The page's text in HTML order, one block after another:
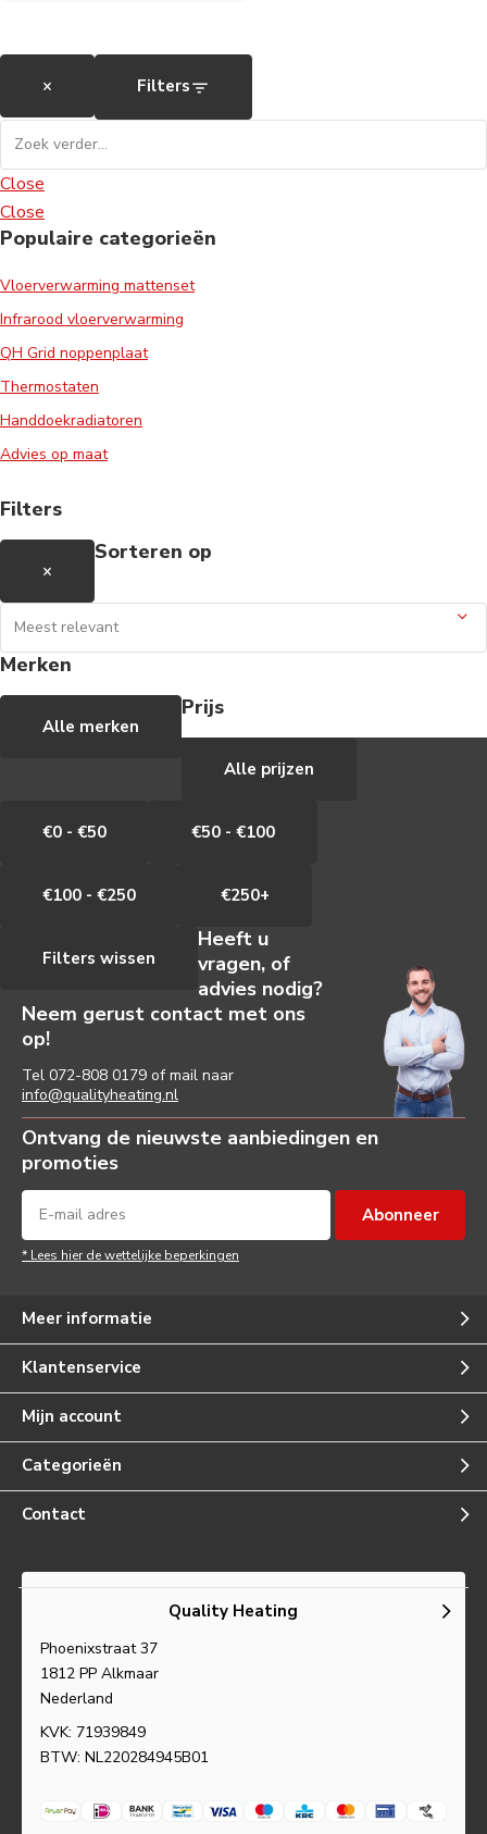
× Filters
Close
Close
Populaire categorieën
Vloerverwarming mattenset
Infrarood vloerverwarming
QH Grid noppenplaat
Thermostaten
Handdoekradiatoren
Advies op maat
Filters
×
Sorteren op
Merken
Alle merken
Prijs
Alle prijzen
€0 - €50 €50 - €100
€100 - €250 €250+
Filters wissen
Heeft u
vragen, of
advies nodig?
Neem gerust contact met ons
op!
Tel 072-808 0179 of mail naar
info@qualityheating.nl
Ontvang de nieuwste aanbiedingen en
promoties
Abonneer
* Lees hier de wettelijke beperkingen
Meer informatie
Klantenservice
Mijn account
Categorieën
Contact
Quality Heating
Phoenixstraat 37
1812 PP Alkmaar
Nederland
KVK: 71939849
BTW: NL220284945B01